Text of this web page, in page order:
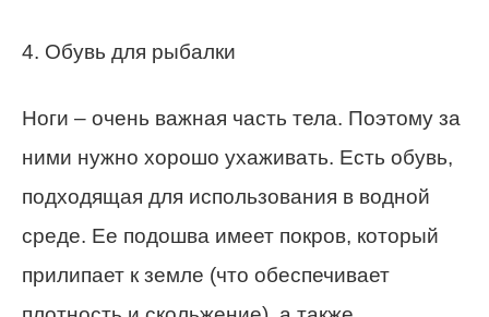
4. Обувь для рыбалки
Ноги – очень важная часть тела. Поэтому за
ними нужно хорошо ухаживать. Есть обувь,
подходящая для использования в водной
среде. Ее подошва имеет покров, который
прилипает к земле (что обеспечивает